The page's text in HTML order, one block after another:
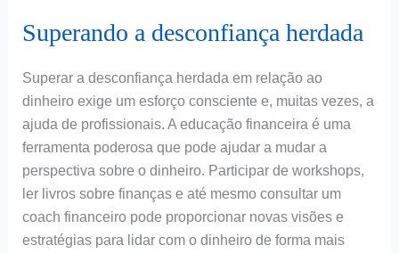
Superando a desconfiança herdada
Superar a desconfiança herdada em relação ao
dinheiro exige um esforço consciente e, muitas vezes, a
ajuda de profissionais. A educação financeira é uma
ferramenta poderosa que pode ajudar a mudar a
perspectiva sobre o dinheiro. Participar de workshops,
ler livros sobre finanças e até mesmo consultar um
coach financeiro pode proporcionar novas visões e
estratégias para lidar com o dinheiro de forma mais